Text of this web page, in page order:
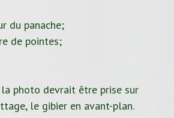
du panache;
de pointes;
photo devrait être prise sur
le gibier en avant-plan.